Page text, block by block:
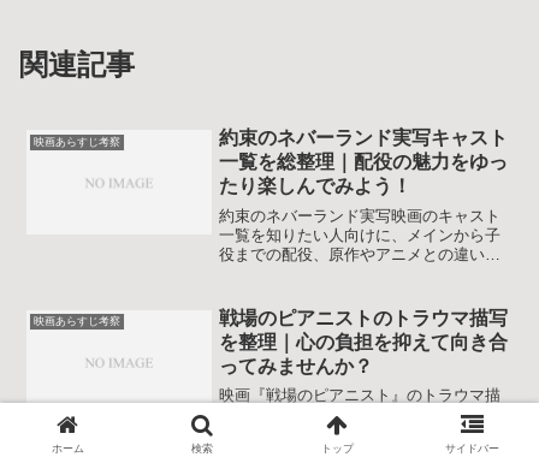
関連記事
映画あらすじ考察
約束のネバーランド実写キャスト
一覧を総整理｜配役の魅力をゆっ
たり楽しんでみよう！
約束のネバーランド実写映画のキャスト
一覧を知りたい人向けに、メインから子
役までの配役、原作やアニメとの違い、
映画あらすじ考察
戦場のピアニストのトラウマ描写
を整理｜心の負担を抑えて向き合
ってみませんか？
映画『戦場のピアニスト』のトラウマ描
写がきつくて忘れられない人に向けて、
代表的な衝撃シーンや登場人物の心の動
き、実話との関係、俳優のPTSD体験まで
ホーム 検索 トップ サイドバー